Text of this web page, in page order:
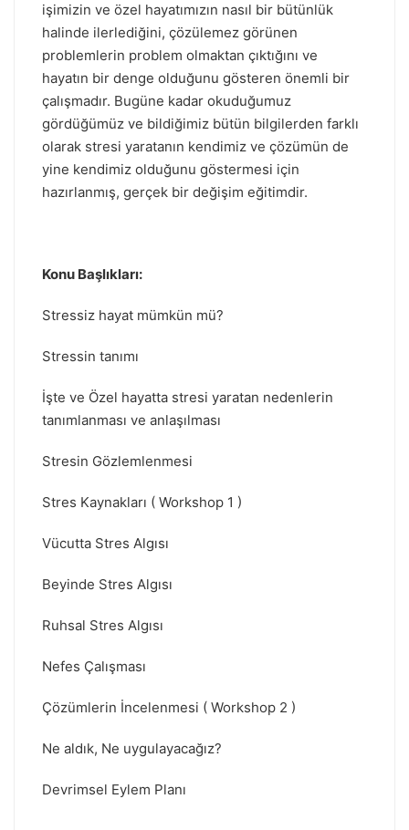
işimizin ve özel hayatımızın nasıl bir bütünlük
halinde ilerlediğini, çözülemez görünen
problemlerin problem olmaktan çıktığını ve
hayatın bir denge olduğunu gösteren önemli bir
çalışmadır. Bugüne kadar okuduğumuz
gördüğümüz ve bildiğimiz bütün bilgilerden farklı
olarak stresi yaratanın kendimiz ve çözümün de
yine kendimiz olduğunu göstermesi için
hazırlanmış, gerçek bir değişim eğitimdir.
Konu Başlıkları:
Stressiz hayat mümkün mü?
Stressin tanımı
İşte ve Özel hayatta stresi yaratan nedenlerin
tanımlanması ve anlaşılması
Stresin Gözlemlenmesi
Stres Kaynakları ( Workshop 1 )
Vücutta Stres Algısı
Beyinde Stres Algısı
Ruhsal Stres Algısı
Nefes Çalışması
Çözümlerin İncelenmesi ( Workshop 2 )
Ne aldık, Ne uygulayacağız?
Devrimsel Eylem Planı